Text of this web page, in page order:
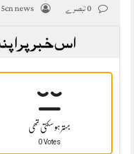
5cn news
اس خبر پر
بہتر ہو سکتی تھی
0 Votes